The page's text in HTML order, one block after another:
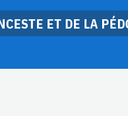
ET DE LA